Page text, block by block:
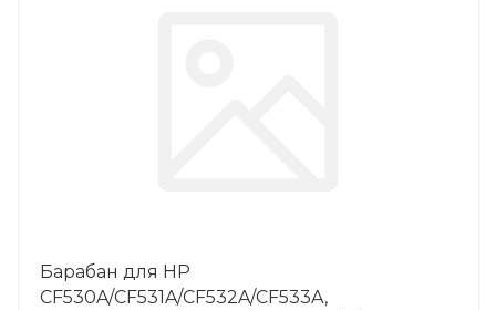
Барабан для HP
CF530A/CF531A/CF532A/CF533A,